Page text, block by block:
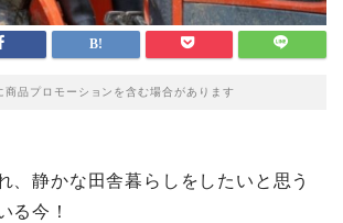
商品プロモーションを含む場合があります
、静かな田舎暮らしをしたいと思う
る今！